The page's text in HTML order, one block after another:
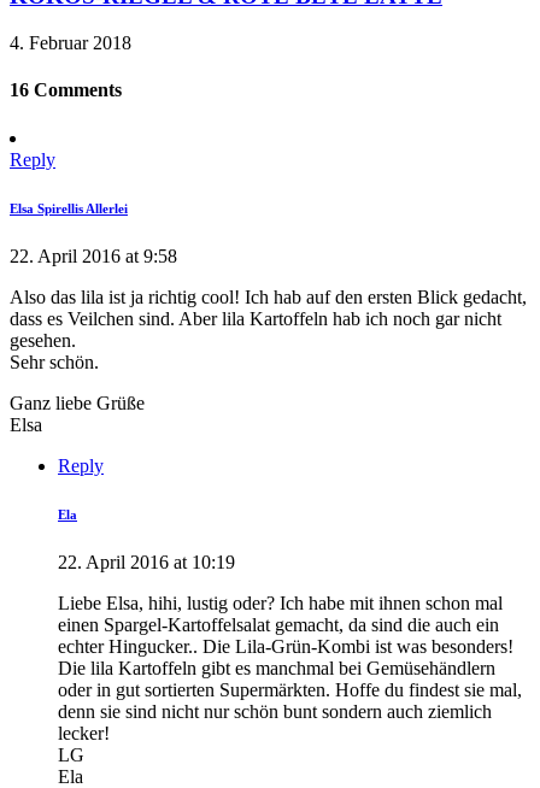
4. Februar 2018
16 Comments
Reply
Elsa Spirellis Allerlei
22. April 2016 at 9:58
Also das lila ist ja richtig cool! Ich hab auf den ersten Blick gedacht,
dass es Veilchen sind. Aber lila Kartoffeln hab ich noch gar nicht
gesehen.
Sehr schön.
Ganz liebe Grüße
Elsa
Reply
Ela
22. April 2016 at 10:19
Liebe Elsa, hihi, lustig oder? Ich habe mit ihnen schon mal
einen Spargel-Kartoffelsalat gemacht, da sind die auch ein
echter Hingucker.. Die Lila-Grün-Kombi ist was besonders!
Die lila Kartoffeln gibt es manchmal bei Gemüsehändlern
oder in gut sortierten Supermärkten. Hoffe du findest sie mal,
denn sie sind nicht nur schön bunt sondern auch ziemlich
lecker!
LG
Ela